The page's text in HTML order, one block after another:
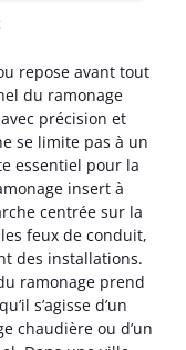
repose avant tout
du ramonage
précision et
se limite pas à un
essentiel pour la
insert à
centrée sur la
feux de conduit,
des installations.
ramonage prend
s’agisse d’un
chaudière ou d’un